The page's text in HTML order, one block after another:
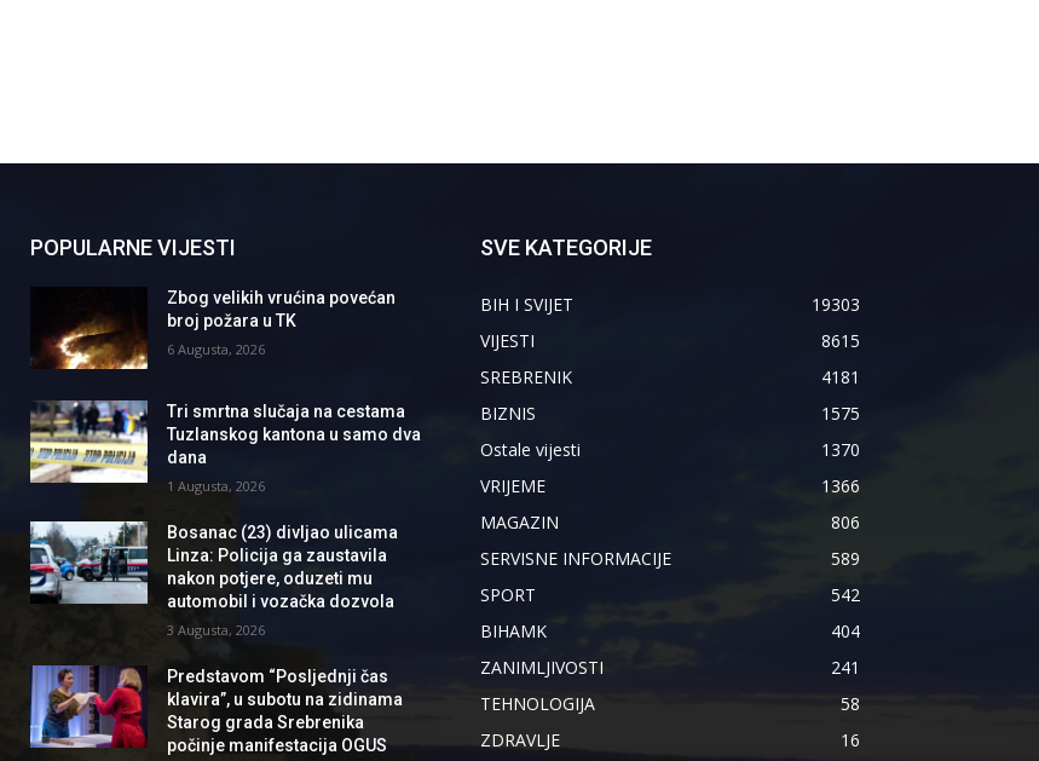
POPULARNE VIJESTI
Zbog velikih vrućina povećan
broj požara u TK
6 Augusta, 2026
Tri smrtna slučaja na cestama
Tuzlanskog kantona u samo dva
dana
1 Augusta, 2026
Bosanac (23) divljao ulicama
Linza: Policija ga zaustavila
nakon potjere, oduzeti mu
automobil i vozačka dozvola
3 Augusta, 2026
Predstavom “Posljednji čas
klavira”, u subotu na zidinama
Starog grada Srebrenika
počinje manifestacija OGUS
SVE KATEGORIJE
BIH I SVIJET
19303
VIJESTI
8615
SREBRENIK
4181
BIZNIS
1575
Ostale vijesti
1370
VRIJEME
1366
MAGAZIN
806
SERVISNE INFORMACIJE
589
SPORT
542
BIHAMK
404
ZANIMLJIVOSTI
241
TEHNOLOGIJA
58
ZDRAVLJE
16